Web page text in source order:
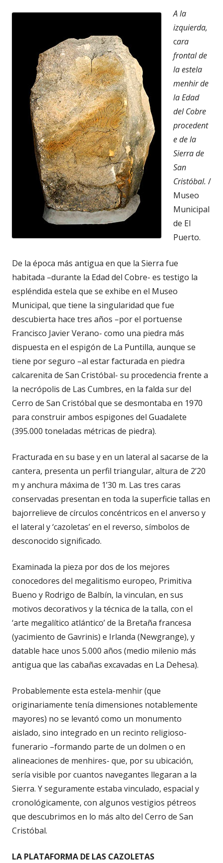
A la
izquierda,
cara
frontal de
la estela
menhir de
la Edad
del Cobre
procedent
e de la
Sierra de
San
Cristóbal. /
Museo
Municipal
de El
Puerto.
De la época más antigua en que la Sierra fue
habitada –durante la Edad del Cobre- es testigo la
espléndida estela que se exhibe en el Museo
Municipal, que tiene la singularidad que fue
descubierta hace tres años –por el portuense
Francisco Javier Verano- como una piedra más
dispuesta en el espigón de La Puntilla, aunque se
tiene por seguro –al estar facturada en piedra
calcarenita de San Cristóbal- su procedencia frente a
la necrópolis de Las Cumbres, en la falda sur del
Cerro de San Cristóbal que se desmontaba en 1970
para construir ambos espigones del Guadalete
(395.000 toneladas métricas de piedra).
Fracturada en su base y en un lateral al sacarse de la
cantera, presenta un perfil triangular, altura de 2’20
m y anchura máxima de 1’30 m. Las tres caras
conservadas presentan en toda la superficie tallas en
bajorrelieve de círculos concéntricos en el anverso y
el lateral y ‘cazoletas’ en el reverso, símbolos de
desconocido significado.
Examinada la pieza por dos de los mejores
conocedores del megalitismo europeo, Primitiva
Bueno y Rodrigo de Balbín, la vinculan, en sus
motivos decorativos y la técnica de la talla, con el
‘arte megalítico atlántico’ de la Bretaña francesa
(yacimiento de Gavrinis) e Irlanda (Newgrange), y
datable hace unos 5.000 años (medio milenio más
antigua que las cabañas excavadas en La Dehesa).
Probablemente esta estela-menhir (que
originariamente tenía dimensiones notablemente
mayores) no se levantó como un monumento
aislado, sino integrado en un recinto religioso-
funerario –formando parte de un dolmen o en
alineaciones de menhires- que, por su ubicación,
sería visible por cuantos navegantes llegaran a la
Sierra. Y seguramente estaba vinculado, espacial y
cronológicamente, con algunos vestigios pétreos
que descubrimos en lo más alto del Cerro de San
Cristóbal.
LA PLATAFORMA DE LAS CAZOLETAS